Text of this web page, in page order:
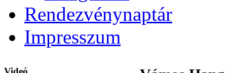
Rendezvénynaptár
Impresszum